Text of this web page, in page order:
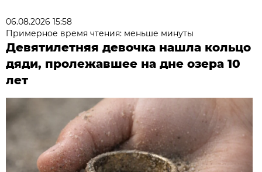
06.08.2026 15:58
Примерное время чтения: меньше минуты
Девятилетняя девочка нашла кольцо
дяди, пролежавшее на дне озера 10
лет